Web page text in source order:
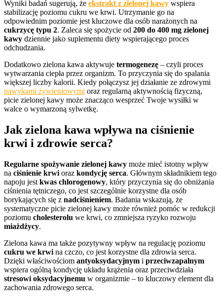
Wyniki badań sugerują, że ekstrakt z zielonej kawy wspiera
stabilizację poziomu cukru we krwi. Utrzymanie go na
odpowiednim poziomie jest kluczowe dla osób narażonych na
cukrzycę typu 2. Zaleca się spożycie od 200 do 400 mg zielonej
kawy dziennie jako suplementu diety wspierającego proces
odchudzania.
Dodatkowo zielona kawa aktywuje termogenezę – czyli proces
wytwarzania ciepła przez organizm. To przyczynia się do spalania
większej liczby kalorii. Kiedy połączysz jej działanie ze zdrowymi
nawykami żywieniowymi oraz regularną aktywnością fizyczną,
picie zielonej kawy może znacząco wesprzeć Twoje wysiłki w
walce o wymarzoną sylwetkę.
Jak zielona kawa wpływa na ciśnienie
krwi i zdrowie serca?
Regularne spożywanie zielonej kawy może mieć istotny wpływ
na ciśnienie krwi oraz kondycję serca. Głównym składnikiem tego
napoju jest kwas chlorogenowy, który przyczynia się do obniżania
ciśnienia tętniczego, co jest szczególnie korzystne dla osób
borykających się z nadciśnieniem. Badania wskazują, że
systematyczne picie zielonej kawy może również pomóc w redukcji
poziomu cholesterolu we krwi, co zmniejsza ryzyko rozwoju
miażdżycy.
Zielona kawa ma także pozytywny wpływ na regulację poziomu
cukru we krwi na czczo, co jest korzystne dla zdrowia serca.
Dzięki właściwościom antyoksydacyjnym i przeciwzapalnym
wspiera ogólną kondycję układu krążenia oraz przeciwdziała
stresowi oksydacyjnemu w organizmie – to kluczowy element dla
zachowania zdrowego serca.